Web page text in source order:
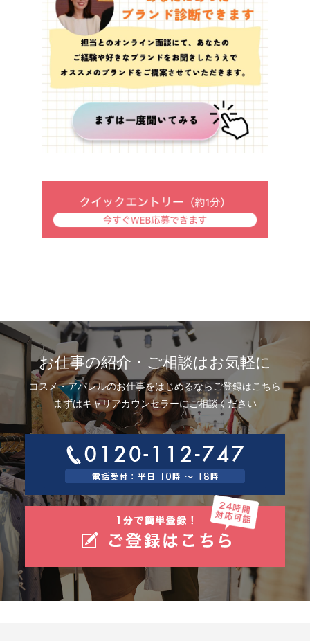
お仕事の紹介・ご相談はお気軽に
コスメ・アパレルのお仕事をはじめるならご登録はこちら
まずはキャリアカウンセラーにご相談ください